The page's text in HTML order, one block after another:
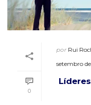
0
por Rui
setembro